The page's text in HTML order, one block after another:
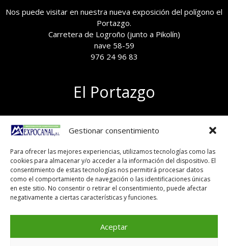
Gestionar consentimiento
Para ofrecer las mejores experiencias, utilizamos tecnologías como las
cookies para almacenar y/o acceder a la información del dispositivo. El
consentimiento de estas tecnologías nos permitirá procesar datos
como el comportamiento de navegación o las identificaciones únicas
en este sitio. No consentir o retirar el consentimiento, puede afectar
negativamente a ciertas características y funciones.
Aceptar
Nos puede visitar en nuestra nueva exposición del polígono el
Portazgo.
Carretera de Logroño (junto a Pikolín)
nave 58-59
976 24 96 83
El Portazgo
Polígono el Portazgo, nave 59
50011 Zaragoza
Tel 976 24 96 83
exposicion@expocanal.es
Aviso Legal
Política de cookies